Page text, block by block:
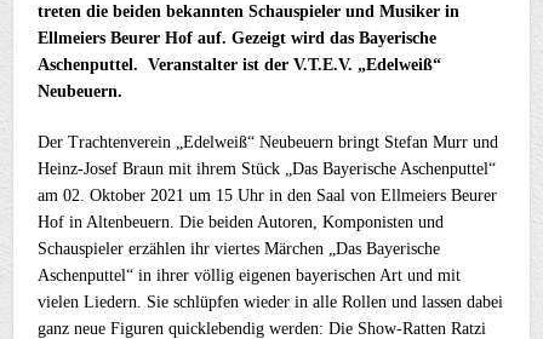
treten die beiden bekannten Schauspieler und Musiker in
Ellmeiers Beurer Hof auf. Gezeigt wird das Bayerische
Aschenputtel. Veranstalter ist der V.T.E.V. „Edelweiß“
Neubeuern.
Der Trachtenverein „Edelweiß“ Neubeuern bringt Stefan Murr und
Heinz-Josef Braun mit ihrem Stück „Das Bayerische Aschenputtel“
am 02. Oktober 2021 um 15 Uhr in den Saal von Ellmeiers Beurer
Hof in Altenbeuern. Die beiden Autoren, Komponisten und
Schauspieler erzählen ihr viertes Märchen „Das Bayerische
Aschenputtel“ in ihrer völlig eigenen bayerischen Art und mit
vielen Liedern. Sie schlüpfen wieder in alle Rollen und lassen dabei
ganz neue Figuren quicklebendig werden: Die Show-Ratten Ratzi